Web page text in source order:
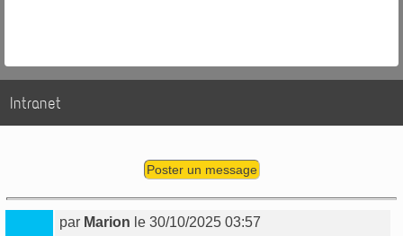
Intranet
Poster un message
par Marion le 30/10/2025 03:57